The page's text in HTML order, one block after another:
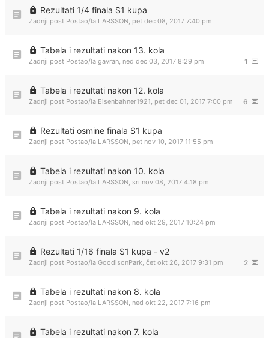
Rezultati 1/4 finala S1 kupa
Zadnji post Postao/la LARSSON, pet dec 08, 2017 7:40 pm
Tabela i rezultati nakon 13. kola
1
Zadnji post Postao/la gavran, ned dec 03, 2017 8:29 pm
Tabela i rezultati nakon 12. kola
6
Zadnji post Postao/la Eisenbahner1921, pet dec 01, 2017 7:00 pm
Rezultati osmine finala S1 kupa
Zadnji post Postao/la LARSSON, pet nov 10, 2017 11:55 pm
Tabela i rezultati nakon 10. kola
Zadnji post Postao/la LARSSON, sri nov 08, 2017 4:18 pm
Tabela i rezultati nakon 9. kola
Zadnji post Postao/la LARSSON, ned okt 29, 2017 10:24 pm
Rezultati 1/16 finala S1 kupa - v2
2
Zadnji post Postao/la GoodisonPark, čet okt 26, 2017 9:31 pm
Tabela i rezultati nakon 8. kola
Zadnji post Postao/la LARSSON, ned okt 22, 2017 7:16 pm
Tabela i rezultati nakon 7. kola